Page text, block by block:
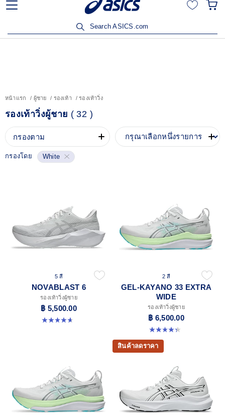
ลูกค้าวิริยะประกันภัยรับส่วนลด 15% เมื่อซื้อสินค้าครบ 3,500
Search ASICS.com
หน้าแรก ผู้ชาย รองเท้า รองเท้าวิ่ง
รองเท้าวิ่งผู้ชาย ( 32 )
กรองตาม
กรองโดย White
5 สี
NOVABLAST 6
รองเท้าวิ่งผู้ชาย
฿ 5,500.00
4.6 จาก 5 ดาว 144 รีวิว
2 สี
GEL-KAYANO 33 EXTRA
WIDE
รองเท้าวิ่งผู้ชาย
฿ 6,500.00
4.4 จาก 5 ดาว 28 รีวิว
สินค้าลดราคา